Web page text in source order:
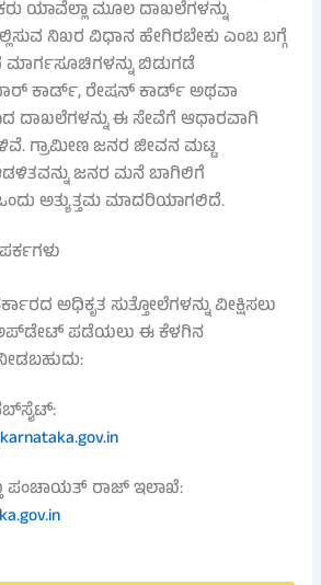
ಯಾವೆಲ್ಲಾ ಮೂಲ ದಾಖಲೆಗಳನ್ನು
ನಿಖರ ವಿಧಾನ ಹೇಗಿರಬೇಕು ಎಂಬ ಬಗ್ಗೆ
ಮಾರ್ಗಸೂಚಿಗಳನ್ನು ಬಿಡುಗಡೆ
ಕಾರ್ಡ್, ರೇಷನ್ ಕಾರ್ಡ್ ಅಥವಾ
ಈ ಸೇವೆಗೆ ಆಧಾರವಾಗಿ
ಗ್ರಾಮೀಣ ಜನರ ಜೀವನ ಮಟ್ಟ
ಜನರ ಮನೆ ಬಾಗಿಲಿಗೆ
ಅತ್ಯುತ್ತಮ ಮಾದರಿಯಾಗಲಿದೆ.
ಅಧಿಕೃತ ಸುತ್ತೋಲೆಗಳನ್ನು ವೀಕ್ಷಿಸಲು
ಪಡೆಯಲು ಈ ಕೆಳಗಿನ
ಪಂಚಾಯತ್ ರಾಜ್ ಇಲಾಖೆ: